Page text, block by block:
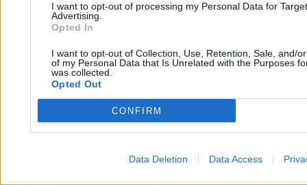
I want to opt-out of processing my Personal Data for
Advertising.
Opted In
I want to opt-out of Collection, Use, Retention, Sale, and/
of my Personal Data that Is Unrelated with the Purposes
was collected.
Opted Out
CONFIRM
Data Deletion Data Access
Sejm postanowił, że Polacy walczący dla Ukrainy
nie będą karani. Kilku już skazano
Patryk Słowik
18.02.2026